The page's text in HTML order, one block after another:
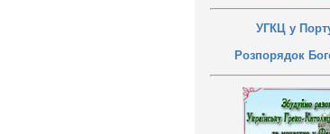
УГКЦ у
Розпорядок